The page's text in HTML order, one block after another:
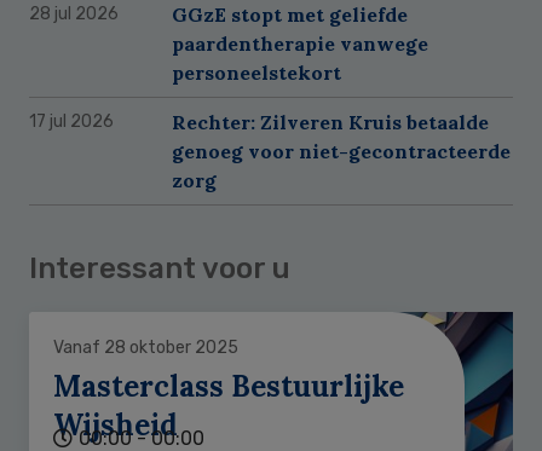
28 jul 2026
GGzE stopt met geliefde
paardentherapie vanwege
personeelstekort
17 jul 2026
Rechter: Zilveren Kruis betaalde
genoeg voor niet-gecontracteerde
zorg
Interessant voor u
Vanaf 28 oktober 2025
Masterclass Bestuurlijke
Wijsheid
00:00 - 00:00